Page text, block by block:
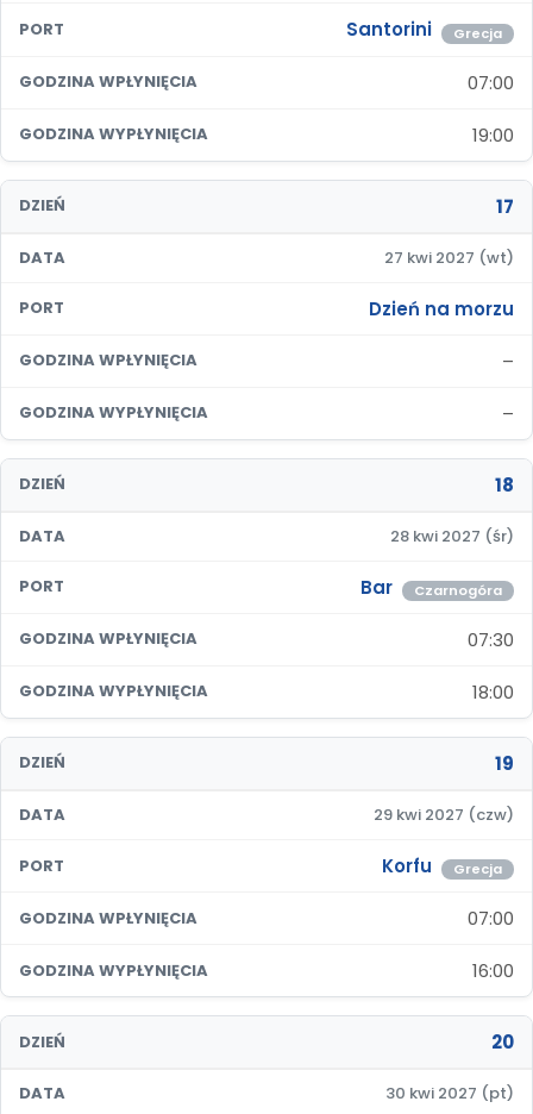
PORT Santorini Grecja
GODZINA WPŁYNIĘCIA 07:00
GODZINA WYPŁYNIĘCIA 19:00
DZIEŃ 17
DATA 27 kwi 2027 (wt)
PORT Dzień na morzu
GODZINA WPŁYNIĘCIA –
GODZINA WYPŁYNIĘCIA –
DZIEŃ 18
DATA 28 kwi 2027 (śr)
PORT Bar Czarnogóra
GODZINA WPŁYNIĘCIA 07:30
GODZINA WYPŁYNIĘCIA 18:00
DZIEŃ 19
DATA 29 kwi 2027 (czw)
PORT Korfu Grecja
GODZINA WPŁYNIĘCIA 07:00
GODZINA WYPŁYNIĘCIA 16:00
DZIEŃ 20
DATA 30 kwi 2027 (pt)